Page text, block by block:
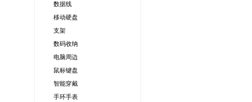
数据线
移动硬盘
支架
数码收纳
电脑周边
鼠标键盘
智能穿戴
手环手表